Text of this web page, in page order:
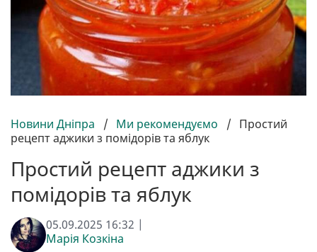
Новини Дніпра / Ми рекомендуємо / Простий
рецепт аджики з помідорів та яблук
Простий рецепт аджики з
помідорів та яблук
05.09.2025 16:32 |
Марія Козкіна